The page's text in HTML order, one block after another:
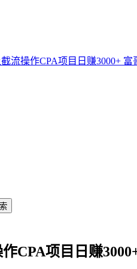
富
CPA项目日赚